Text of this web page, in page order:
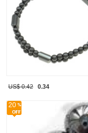
US$ 0.42 0.34
20